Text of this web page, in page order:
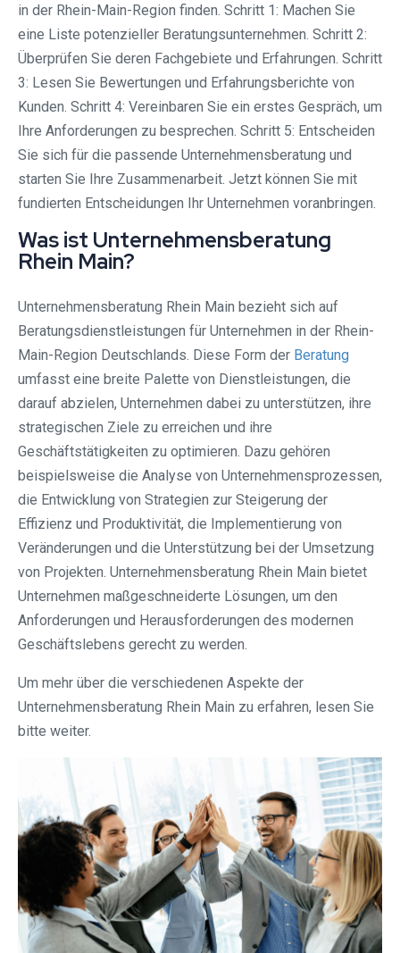
in der Rhein-Main-Region finden. Schritt 1: Machen Sie
eine Liste potenzieller Beratungsunternehmen. Schritt 2:
Überprüfen Sie deren Fachgebiete und Erfahrungen. Schritt
3: Lesen Sie Bewertungen und Erfahrungsberichte von
Kunden. Schritt 4: Vereinbaren Sie ein erstes Gespräch, um
Ihre Anforderungen zu besprechen. Schritt 5: Entscheiden
Sie sich für die passende Unternehmensberatung und
starten Sie Ihre Zusammenarbeit. Jetzt können Sie mit
fundierten Entscheidungen Ihr Unternehmen voranbringen.
Was ist Unternehmensberatung
Rhein Main?
Unternehmensberatung Rhein Main bezieht sich auf
Beratungsdienstleistungen für Unternehmen in der Rhein-
Main-Region Deutschlands. Diese Form der Beratung
umfasst eine breite Palette von Dienstleistungen, die
darauf abzielen, Unternehmen dabei zu unterstützen, ihre
strategischen Ziele zu erreichen und ihre
Geschäftstätigkeiten zu optimieren. Dazu gehören
beispielsweise die Analyse von Unternehmensprozessen,
die Entwicklung von Strategien zur Steigerung der
Effizienz und Produktivität, die Implementierung von
Veränderungen und die Unterstützung bei der Umsetzung
von Projekten. Unternehmensberatung Rhein Main bietet
Unternehmen maßgeschneiderte Lösungen, um den
Anforderungen und Herausforderungen des modernen
Geschäftslebens gerecht zu werden.
Um mehr über die verschiedenen Aspekte der
Unternehmensberatung Rhein Main zu erfahren, lesen Sie
bitte weiter.